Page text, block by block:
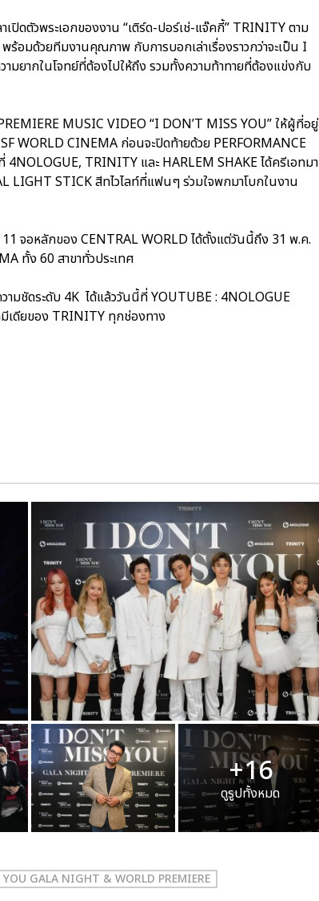
ปิดตัวพระเอกของงาน “เติร์ด-ปอร์เช่-แจ๊คกี้” TRINITY ตาม
อมด้วยทีมงานคุณภาพ กับการบอกเล่าเรื่องราวกว่าจะเป็น I
มยากในโจทย์ที่ต้องไปให้ถึง รวมทั้งความท้าทายที่ต้องแข่งกับ
MUSIC VIDEO “I DON’T MISS YOU” ให้ผู้ที่อยู่
WORLD CINEMA ก่อนจะปิดท้ายด้วย PERFORMANCE
TRINITY และ HARLEM SHAKE ได้ครีเอทมา
LIGHT STICK สีทไวไลท์ที่แฟนๆ ร่วมใจพกมาโบกในงาน
จอหลักของ CENTRAL WORLD ได้ตั้งแต่วันนี้ถึง 31 พ.ค.
ทั้ง 60 สาขาทั่วประเทศ
ามชัดระดับ 4K ได้แล้ววันนี้ที่ YOUTUBE : 4NOLOGUE
เดียของ TRINITY ทุกช่องทาง
+16
ดูรูปทั้งหมด
GALA NIGHT & WORLD PREMIERE